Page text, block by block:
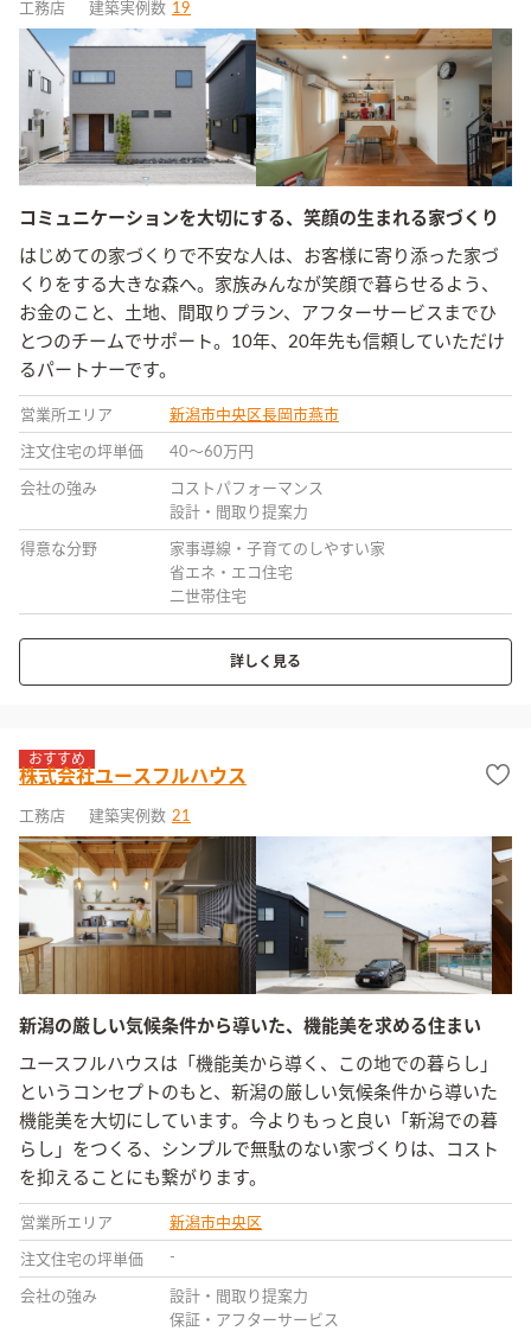
工務店 建築実例数 19
コミュニケーションを大切にする、笑顔の生まれる家づくり
はじめての家づくりで不安な人は、お客様に寄り添った家づ
くりをする大きな森へ。家族みんなが笑顔で暮らせるよう、
お金のこと、土地、間取りプラン、アフターサービスまでひ
とつのチームでサポート。10年、20年先も信頼していただけ
るパートナーです。
営業所エリア 新潟市中央区長岡市燕市
注文住宅の坪単価 40〜60万円
会社の強み
コストパフォーマンス
設計・間取り提案力
得意な分野
家事導線・子育てのしやすい家
省エネ・エコ住宅
二世帯住宅
詳しく見る
おすすめ
株式会社ユースフルハウス
工務店 建築実例数 21
新潟の厳しい気候条件から導いた、機能美を求める住まい
ユースフルハウスは「機能美から導く、この地での暮らし」
というコンセプトのもと、新潟の厳しい気候条件から導いた
機能美を大切にしています。今よりもっと良い「新潟での暮
らし」をつくる、シンプルで無駄のない家づくりは、コスト
を抑えることにも繋がります。
営業所エリア 新潟市中央区
注文住宅の坪単価 -
会社の強み
設計・間取り提案力
保証・アフターサービス